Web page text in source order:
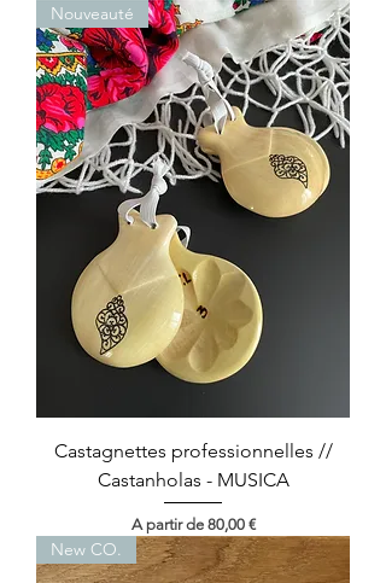
Nouveauté
Castagnettes professionnelles //
Castanholas - MUSICA
A partir de 80,00 €
Preço promocional
New CO.